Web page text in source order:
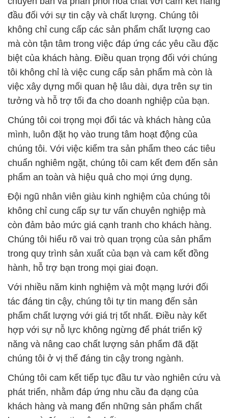
đầu đối với sự tin cậy và chất lượng. Chúng tôi
không chỉ cung cấp các sản phẩm chất lượng cao
mà còn tận tâm trong việc đáp ứng các yêu cầu đặc
biệt của khách hàng. Điều quan trọng đối với chúng
tôi không chỉ là việc cung cấp sản phẩm mà còn là
việc xây dựng mối quan hệ lâu dài, dựa trên sự tin
tưởng và hỗ trợ tối đa cho doanh nghiệp của bạn.
Chúng tôi coi trọng mọi đối tác và khách hàng của
mình, luôn đặt họ vào trung tâm hoạt động của
chúng tôi. Với việc kiểm tra sản phẩm theo các tiêu
chuẩn nghiêm ngặt, chúng tôi cam kết đem đến sản
phẩm an toàn và hiệu quả cho mọi ứng dụng.
Đội ngũ nhân viên giàu kinh nghiệm của chúng tôi
không chỉ cung cấp sự tư vấn chuyên nghiệp mà
còn đảm bảo mức giá cạnh tranh cho khách hàng.
Chúng tôi hiểu rõ vai trò quan trọng của sản phẩm
trong quy trình sản xuất của bạn và cam kết đồng
hành, hỗ trợ bạn trong mọi giai đoạn.
Với nhiều năm kinh nghiệm và một mạng lưới đối
tác đáng tin cậy, chúng tôi tự tin mang đến sản
phẩm chất lượng với giá trị tốt nhất. Điều này kết
hợp với sự nỗ lực không ngừng để phát triển kỹ
năng và nâng cao chất lượng sản phẩm đã đặt
chúng tôi ở vị thế đáng tin cậy trong ngành.
Chúng tôi cam kết tiếp tục đầu tư vào nghiên cứu và
phát triển, nhằm đáp ứng nhu cầu đa dạng của
khách hàng và mang đến những sản phẩm chất